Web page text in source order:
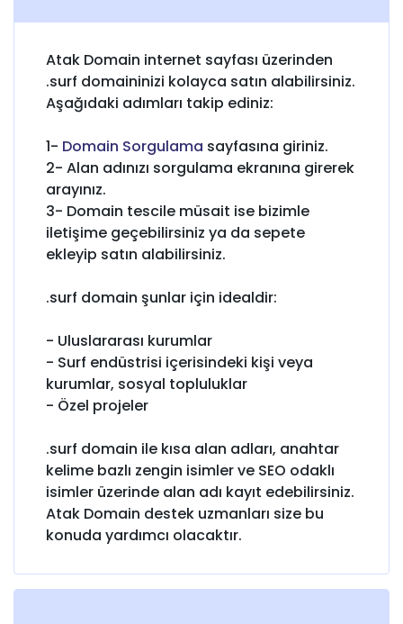
Atak Domain internet sayfası üzerinden
.surf domaininizi kolayca satın alabilirsiniz.
Aşağıdaki adımları takip ediniz:
1- Domain Sorgulama sayfasına giriniz.
2- Alan adınızı sorgulama ekranına girerek
arayınız.
3- Domain tescile müsait ise bizimle
iletişime geçebilirsiniz ya da sepete
ekleyip satın alabilirsiniz.
.surf domain şunlar için idealdir:
- Uluslararası kurumlar
- Surf endüstrisi içerisindeki kişi veya
kurumlar, sosyal topluluklar
- Özel projeler
.surf domain ile kısa alan adları, anahtar
kelime bazlı zengin isimler ve SEO odaklı
isimler üzerinde alan adı kayıt edebilirsiniz.
Atak Domain destek uzmanları size bu
konuda yardımcı olacaktır.